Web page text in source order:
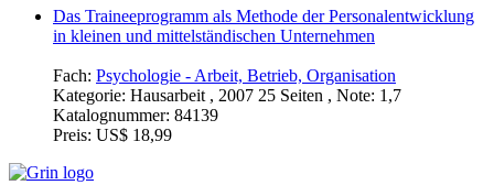
Das Traineeprogramm als Methode der Personalentwicklung
in kleinen und mittelständischen Unternehmen
Fach: Psychologie - Arbeit, Betrieb, Organisation
Kategorie: Hausarbeit , 2007 25 Seiten , Note: 1,7
Katalognummer: 84139
Preis: US$ 18,99